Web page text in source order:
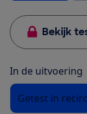
Bekijk
In de uitvoering
Getest in